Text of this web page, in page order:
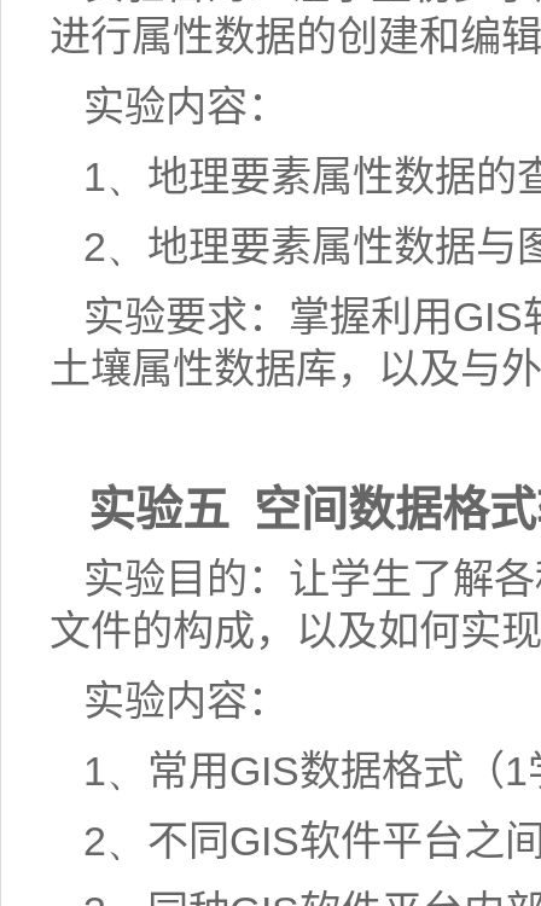
进行属性数据的创建和编
实验内容：
1、 地理要素属性数据的
2、 地理要素属性数据与
实验要求：掌握利用GIS
土壤属性数据库，以及与
实验五 空间数据格
实验目的：让学生了解
文件的构成，以及如何实
实验内容：
1、 常用GIS数据格式（1
2、 不同GIS软件平台之